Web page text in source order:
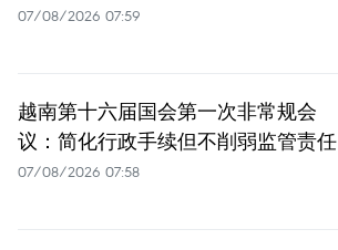
07/08/2026 07:59
越南第十六届国会第一次非常规会
议：简化行政手续但不削弱监管责任
07/08/2026 07:58